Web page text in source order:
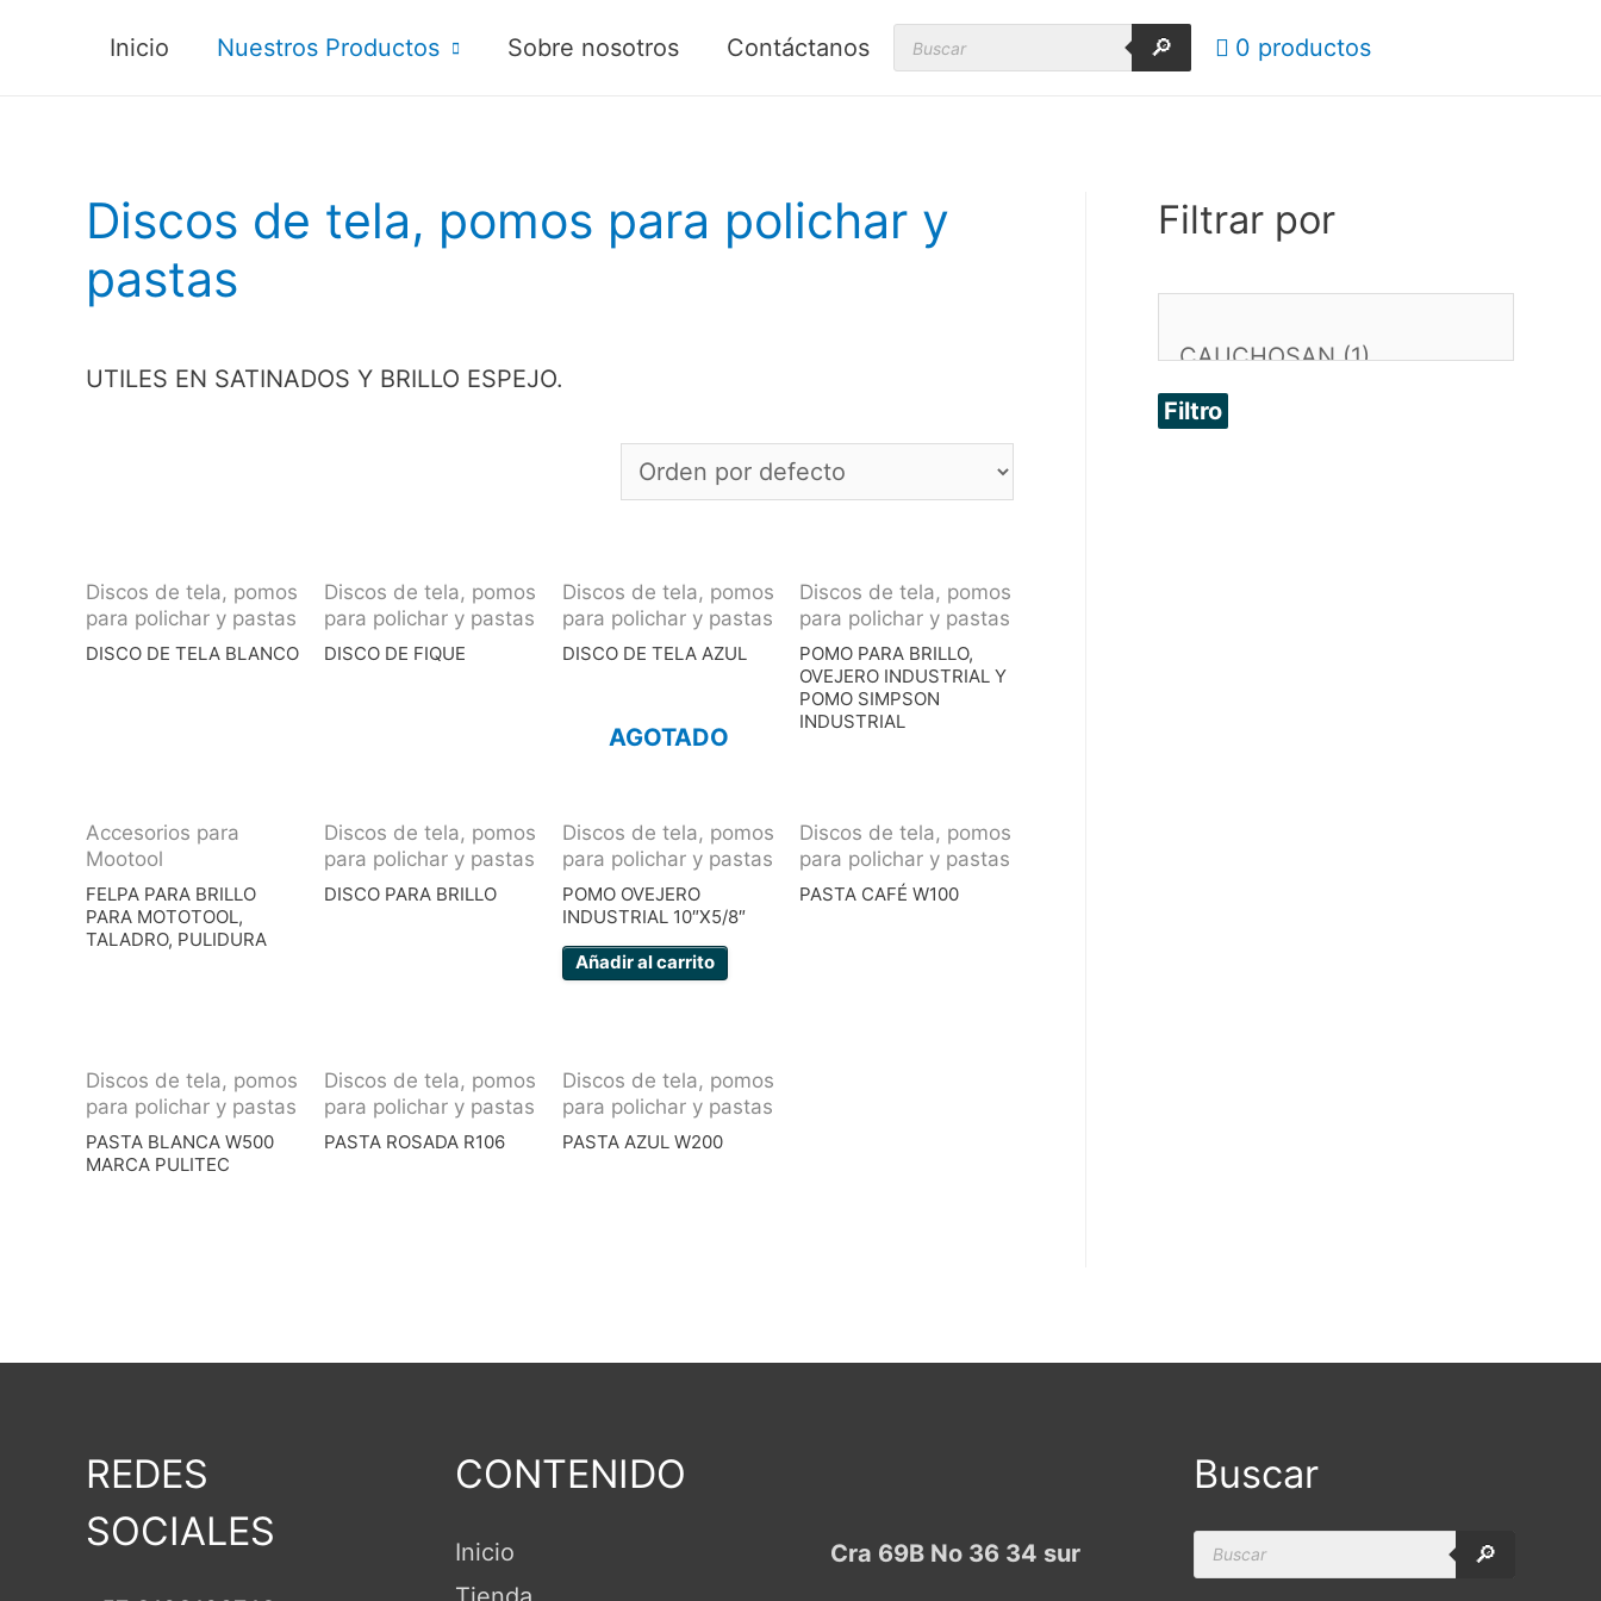
Inicio Nuestros Productos Sobre nosotros Contáctanos
Products
search
🔎 0 productos
Discos de tela, pomos para polichar y
pastas
UTILES EN SATINADOS Y BRILLO ESPEJO.
Discos de tela, pomos
para polichar y pastas
DISCO DE TELA BLANCO
Discos de tela, pomos
para polichar y pastas
DISCO DE FIQUE
Discos de tela, pomos
para polichar y pastas
DISCO DE TELA AZUL
Discos de tela, pomos
para polichar y pastas
POMO PARA BRILLO,
OVEJERO INDUSTRIAL Y
POMO SIMPSON
INDUSTRIAL
Accesorios para
Mootool
FELPA PARA BRILLO
PARA MOTOTOOL,
TALADRO, PULIDURA
Discos de tela, pomos
para polichar y pastas
DISCO PARA BRILLO
AGOTADO
Discos de tela, pomos
para polichar y pastas
POMO OVEJERO
INDUSTRIAL 10″X5/8″
Añadir al carrito
Discos de tela, pomos
para polichar y pastas
PASTA CAFÉ W100
Discos de tela, pomos
para polichar y pastas
PASTA BLANCA W500
MARCA PULITEC
Discos de tela, pomos
para polichar y pastas
PASTA ROSADA R106
Discos de tela, pomos
para polichar y pastas
PASTA AZUL W200
Filtrar por
Filtro
REDES
SOCIALES
CONTENIDO
Inicio
Cra 69B No 36 34 sur
Buscar
Products
search
🔎